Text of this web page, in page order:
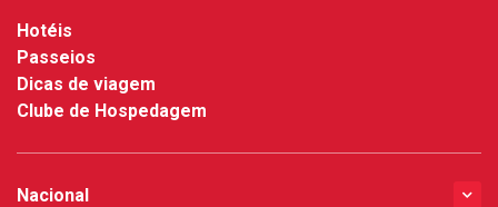
Hotéis
Passeios
Dicas de viagem
Clube de Hospedagem
Nacional